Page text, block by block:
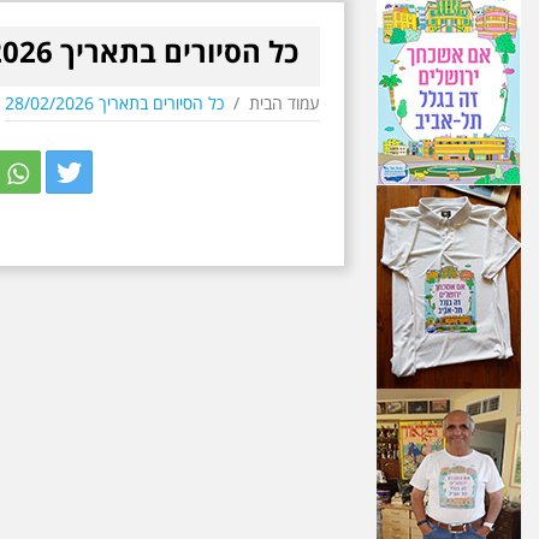
כל הסיורים בתאריך 28/02/2026
עמוד הבית / כל הסיורים בתאריך 28/02/2026